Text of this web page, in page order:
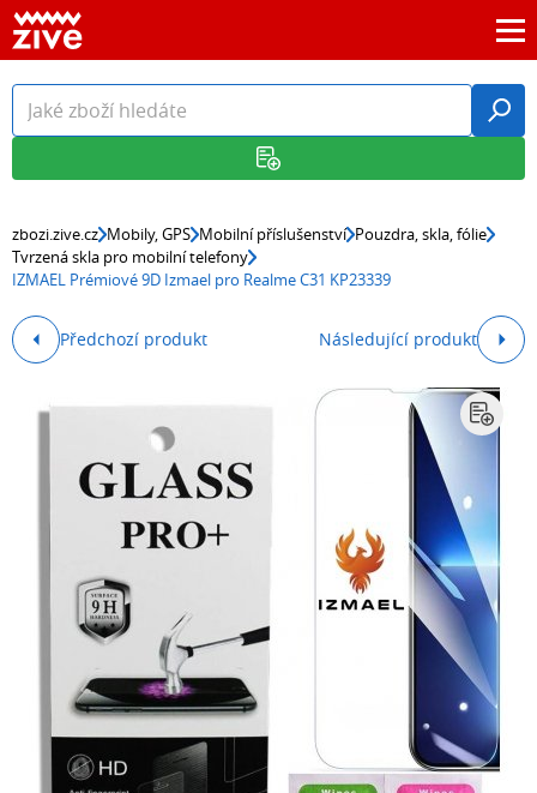
zbozi.zive.cz Mobily, GPS Mobilní příslušenství Pouzdra, skla, fólie
Tvrzená skla pro mobilní telefony
IZMAEL Prémiové 9D Izmael pro Realme C31 KP23339
Předchozí produkt Následující produkt